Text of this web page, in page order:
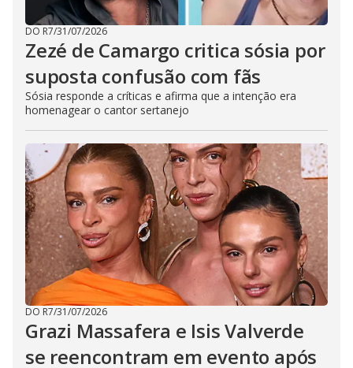
DO R7/31/07/2026
Zezé de Camargo critica sósia por
suposta confusão com fãs
Sósia responde a críticas e afirma que a intenção era
homenagear o cantor sertanejo
DO R7/31/07/2026
Grazi Massafera e Isis Valverde
se reencontram em evento após